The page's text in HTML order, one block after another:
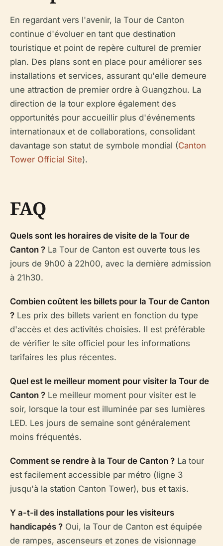
En regardant vers l'avenir, la Tour de Canton
continue d'évoluer en tant que destination
touristique et point de repère culturel de premier
plan. Des plans sont en place pour améliorer ses
installations et services, assurant qu'elle demeure
une attraction de premier ordre à Guangzhou. La
direction de la tour explore également des
opportunités pour accueillir plus d'événements
internationaux et de collaborations, consolidant
davantage son statut de symbole mondial (Canton
Tower Official Site).
FAQ
Quels sont les horaires de visite de la Tour de
Canton ? La Tour de Canton est ouverte tous les
jours de 9h00 à 22h00, avec la dernière admission
à 21h30.
Combien coûtent les billets pour la Tour de Canton
? Les prix des billets varient en fonction du type
d'accès et des activités choisies. Il est préférable
de vérifier le site officiel pour les informations
tarifaires les plus récentes.
Quel est le meilleur moment pour visiter la Tour de
Canton ? Le meilleur moment pour visiter est le
soir, lorsque la tour est illuminée par ses lumières
LED. Les jours de semaine sont généralement
moins fréquentés.
Comment se rendre à la Tour de Canton ? La tour
est facilement accessible par métro (ligne 3
jusqu'à la station Canton Tower), bus et taxis.
Y a-t-il des installations pour les visiteurs
handicapés ? Oui, la Tour de Canton est équipée
de rampes, ascenseurs et zones de visionnage